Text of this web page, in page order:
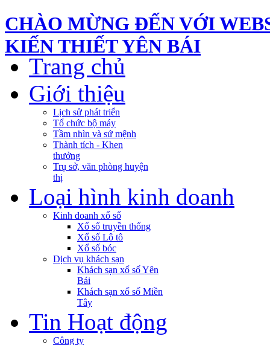
CHÀO MỪNG ĐẾN VỚI
KIẾN THIẾT YÊN BÁI
Trang chủ
Giới thiệu
Lịch sử phát triển
Tổ chức bộ máy
Tầm nhìn và sứ mệnh
Thành tích - Khen
thưởng
Trụ sở, văn phòng huyện
thị
Loại hình kinh doanh
Kinh doanh xổ số
Xổ số truyền thống
Xổ số Lô tô
Xổ số bóc
Dịch vụ khách sạn
Khách sạn xổ số Yên
Bái
Khách sạn xổ số Miền
Tây
Tin Hoạt động
Công ty